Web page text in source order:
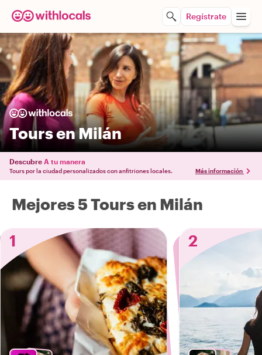
Regístrate
Tours en Milán
Descubre A tu manera
Tours por la ciudad personalizados con anfitriones locales. Más información
Mejores 5 Tours en Milán
1
2